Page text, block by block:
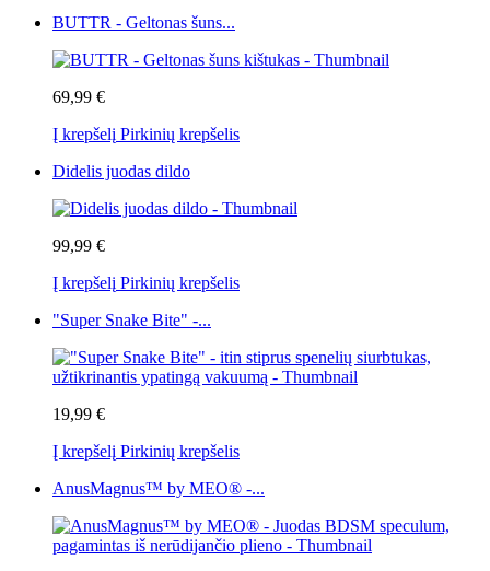
BUTTR - Geltonas šuns...
69,99 €
Į krepšelį Pirkinių krepšelis
Didelis juodas dildo
99,99 €
Į krepšelį Pirkinių krepšelis
"Super Snake Bite" -...
19,99 €
Į krepšelį Pirkinių krepšelis
AnusMagnus™ by MEO® -...